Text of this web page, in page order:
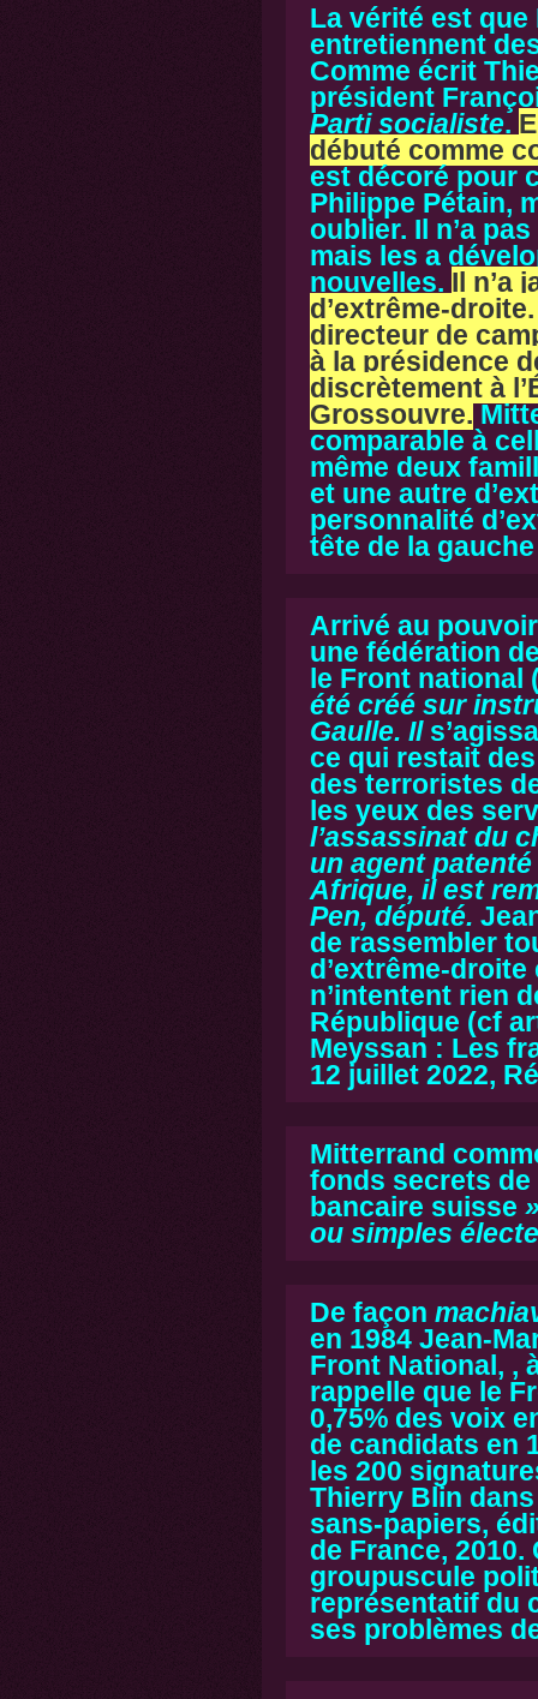
La vérité est que
entretiennent
Comme écrit
président
Parti socialiste.
débuté comme
est décoré pour
Philippe Pétain,
oublier. Il n’a
mais les a
nouvelles. Il n’a
d’extrême-
directeur de
à la présidence
discrètement à
Grossouvre.
comparable à
même deux
et une autre
personnalité
tête de la
Arrivé au
une fédération
le Front national
été créé sur
Gaulle. Il
ce qui restait
des terroristes
les yeux des
l’assassinat du
un agent
Afrique, il est
Pen, député.
de rassembler
d’extrême-droite
n’intentent rien
République (cf
Meyssan : Les
12 juillet 2022,
Mitterrand
fonds secrets de
bancaire suisse
ou simples
De façon
en 1984 Jean-
Front National, ,
rappelle que le
0,75% des voix
de candidats en
les 200
Thierry Blin
sans-papiers,
de France,
groupuscule
représentatif du
ses problèmes